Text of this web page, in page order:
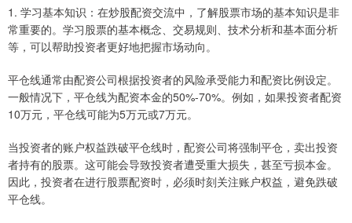
1. 学习基本知识：在炒股配资交流中，了解股票市场的基本知识是非
常重要的。学习股票的基本概念、交易规则、技术分析和基本面分析
等，可以帮助投资者更好地把握市场动向。
平仓线通常由配资公司根据投资者的风险承受能力和配资比例设定。
一般情况下，平仓线为配资本金的50%-70%。例如，如果投资者配资
10万元，平仓线可能为5万元或7万元。
当投资者的账户权益跌破平仓线时，配资公司将强制平仓，卖出投资
者持有的股票。这可能会导致投资者遭受重大损失，甚至亏损本金。
因此，投资者在进行股票配资时，必须时刻关注账户权益，避免跌破
平仓线。